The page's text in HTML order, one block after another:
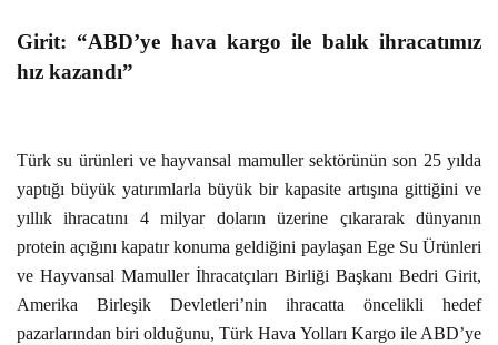
Girit: “ABD’ye hava kargo ile balık ihracatımız
hız kazandı”
Türk su ürünleri ve hayvansal mamuller sektörünün son 25 yılda
yaptığı büyük yatırımlarla büyük bir kapasite artışına gittiğini ve
yıllık ihracatını 4 milyar doların üzerine çıkararak dünyanın
protein açığını kapatır konuma geldiğini paylaşan Ege Su Ürünleri
ve Hayvansal Mamuller İhracatçıları Birliği Başkanı Bedri Girit,
Amerika Birleşik Devletleri’nin ihracatta öncelikli hedef
pazarlarından biri olduğunu, Türk Hava Yolları Kargo ile ABD’ye